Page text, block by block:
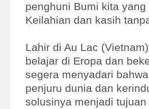
penghuni Bumi kita
Keilahian dan kasih
Lahir di Au Lac
belajar di Eropa dan
segera menyadari
penjuru dunia dan
solusinya menjadi